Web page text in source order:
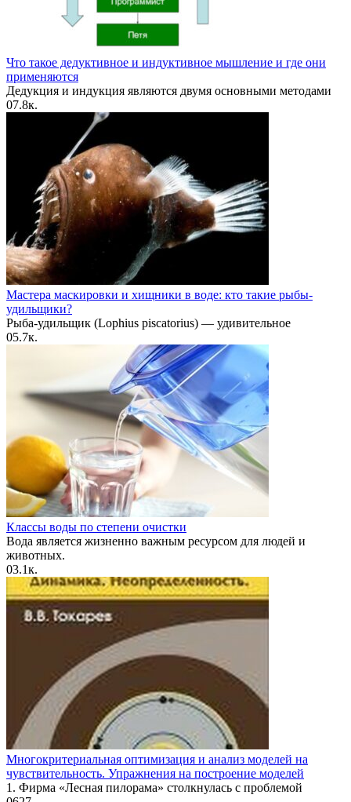
Что такое дедуктивное и индуктивное мышление и где они
применяются
Дедукция и индукция являются двумя основными методами
07.8к.
Мастера маскировки и хищники в воде: кто такие рыбы-
удильщики?
Рыба-удильщик (Lophius piscatorius) — удивительное
05.7к.
Классы воды по степени очистки
Вода является жизненно важным ресурсом для людей и
животных.
03.1к.
Многокритериальная оптимизация и анализ моделей на
чувствительность. Упражнения на построение моделей
1. Фирма «Лесная пилорама» столкнулась с проблемой